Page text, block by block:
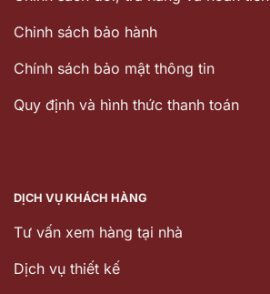
Chinh sách bảo hành
Chính sách bảo mật thông tin
Quy định và hình thức thanh toán
DỊCH VỤ KHÁCH HÀNG
Tư vấn xem hàng tại nhà
Dịch vụ thiết kế